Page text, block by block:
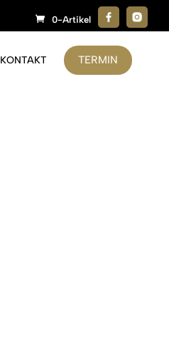
0-Artikel
KONTAKT TERMIN